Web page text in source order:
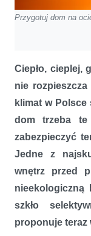
Przygotuj dom na
Ciepło, cieplej,
nie
klimat w
dom trzeba
zabezpieczyć
Jedne z
wnętrz przed
nieekologiczną
szkło
proponuje teraz